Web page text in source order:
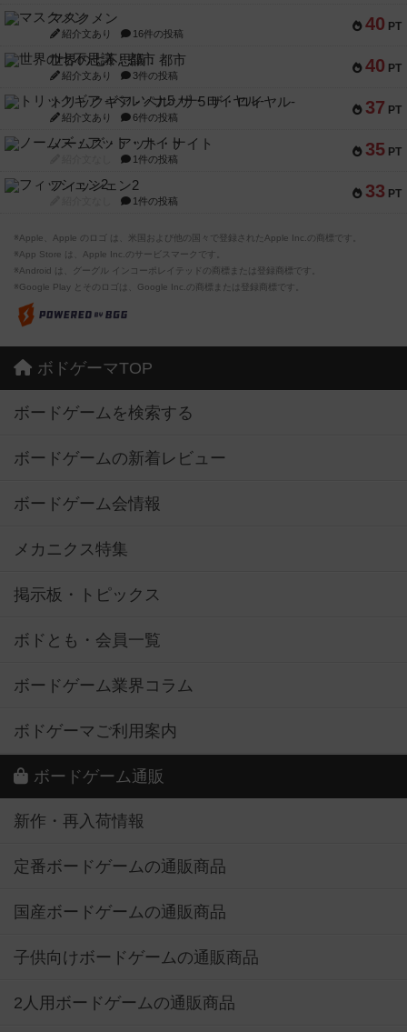
40 PT
マスクメン
紹介文あり 16件の投稿
40 PT
世界の七不思議：都市
紹介文あり 3件の投稿
37 PT
トリックギア - ペルソナ5 ザ・ロイヤル-
紹介文あり 6件の投稿
35 PT
ノームズ・アット・ナイト
1件の投稿
33 PT
フィッシェン2
1件の投稿
※Apple、Apple のロゴ は、米国および他の国々で登録されたApple Inc.の商標です。
※App Store は、Apple Inc.のサービスマークです。
※Android は、グーグル インコーポレイテッドの商標または登録商標です。
※Google Play とそのロゴは、Google Inc.の商標または登録商標です。
ボドゲーマTOP
ボードゲームを検索する
ボードゲームの新着レビュー
ボードゲーム会情報
メカニクス特集
掲示板・トピックス
ボドとも・会員一覧
ボードゲーム業界コラム
ボドゲーマご利用案内
ボードゲーム通販
新作・再入荷情報
定番ボードゲームの通販商品
国産ボードゲームの通販商品
子供向けボードゲームの通販商品
2人用ボードゲームの通販商品